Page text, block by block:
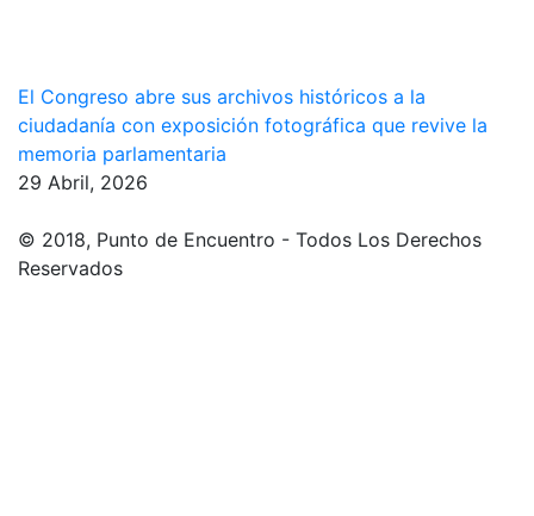
El Congreso abre sus archivos históricos a la
ciudadanía con exposición fotográfica que revive la
memoria parlamentaria
29 Abril, 2026
© 2018, Punto de Encuentro - Todos Los Derechos
Reservados